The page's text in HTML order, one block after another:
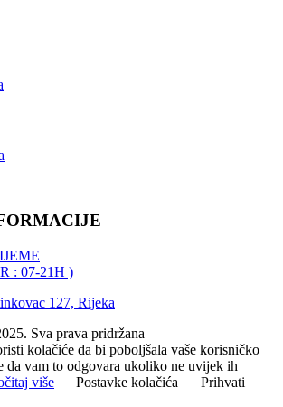
: 07-21H )
127, Rijeka
Sva prava pridržana
kolačiće da bi poboljšala vaše korisničko
da vam to odgovara ukoliko ne uvijek ih
više Postavke kolačića
Prihvati